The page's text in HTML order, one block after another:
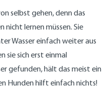
selbst gehen, denn das
nicht lernen müssen. Sie
Wasser einfach weiter aus
sie sich erst einmal
gefunden, hält das meist ein
Hunden hilft einfach nichts!